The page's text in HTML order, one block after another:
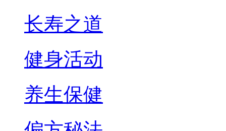
长寿之道
健身活动
养生保健